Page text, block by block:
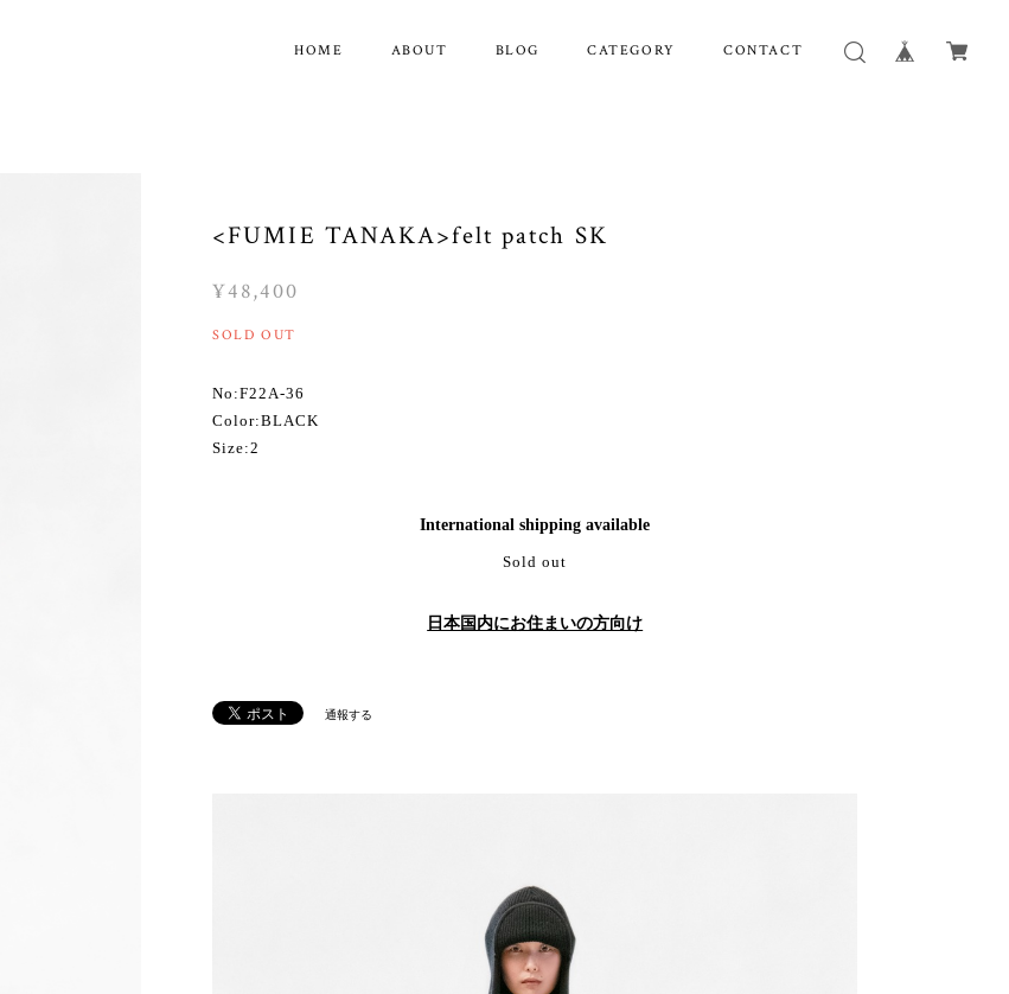
HOME ABOUT BLOG CATEGORY CONTACT
<FUMIE TANAKA>felt patch SK
¥48,400
SOLD OUT
No:F22A-36
Color:BLACK
Size:2
International shipping available
Sold out
日本国内にお住まいの方向け
通報する